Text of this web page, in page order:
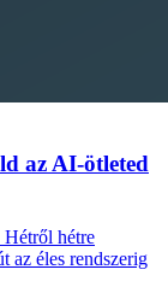
az AI-ötleted
hétre
az éles rendszerig